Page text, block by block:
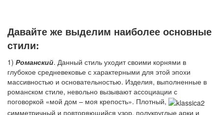
Давайте же выделим наиболее основные
стили:
1) Романский. Данный стиль уходит своими корнями в
глубокое средневековье с характерными для этой эпохи
массивностью и основательностью. Изделия, выполненные в
романском стиле, невольно вызывают ассоциации с
поговоркой «мой дом – моя крепость». Плотный,
симметричный и повторяющийся узор, полукруглые арки и